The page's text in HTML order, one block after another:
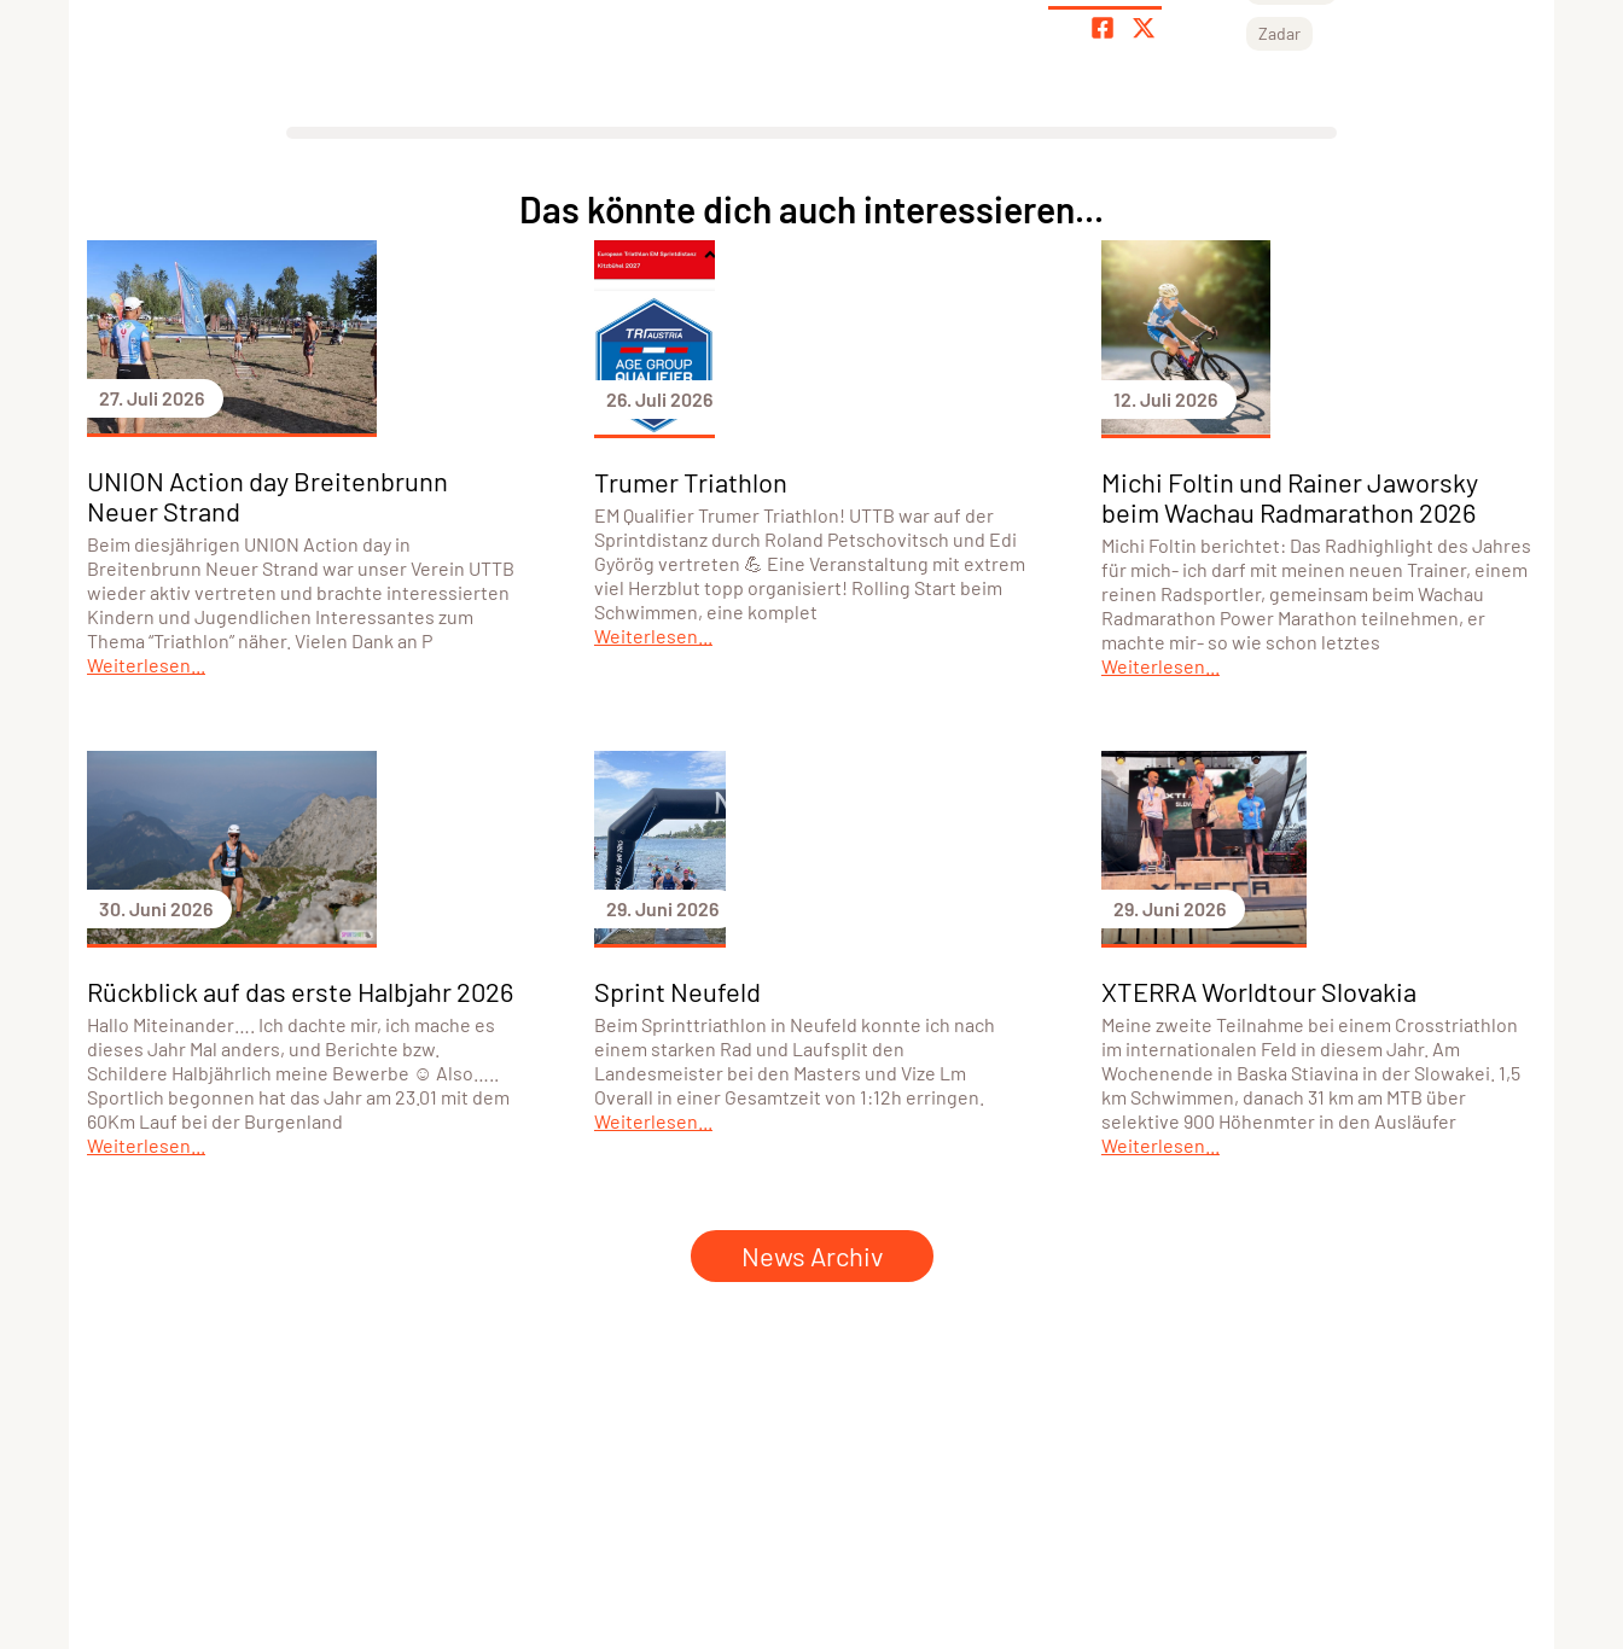
Zadar
Das könnte dich auch interessieren...
27. Juli 2026
UNION Action day Breitenbrunn
Neuer Strand
Beim diesjährigen UNION Action day in
Breitenbrunn Neuer Strand war unser Verein UTTB
wieder aktiv vertreten und brachte interessierten
Kindern und Jugendlichen Interessantes zum
Thema “Triathlon” näher. Vielen Dank an P
Weiterlesen...
26. Juli 2026
Trumer Triathlon
EM Qualifier Trumer Triathlon! UTTB war auf der
Sprintdistanz durch Roland Petschovitsch und Edi
Györög vertreten 💪 Eine Veranstaltung mit extrem
viel Herzblut topp organisiert! Rolling Start beim
Schwimmen, eine komplet
Weiterlesen...
12. Juli 2026
Michi Foltin und Rainer Jaworsky
beim Wachau Radmarathon 2026
Michi Foltin berichtet: Das Radhighlight des Jahres
für mich- ich darf mit meinen neuen Trainer, einem
reinen Radsportler, gemeinsam beim Wachau
Radmarathon Power Marathon teilnehmen, er
machte mir- so wie schon letztes
Weiterlesen...
30. Juni 2026
Rückblick auf das erste Halbjahr 2026
Hallo Miteinander…. Ich dachte mir, ich mache es
dieses Jahr Mal anders, und Berichte bzw.
Schildere Halbjährlich meine Bewerbe ☺️ Also…..
Sportlich begonnen hat das Jahr am 23.01 mit dem
60Km Lauf bei der Burgenland
Weiterlesen...
29. Juni 2026
Sprint Neufeld
Beim Sprinttriathlon in Neufeld konnte ich nach
einem starken Rad und Laufsplit den
Landesmeister bei den Masters und Vize Lm
Overall in einer Gesamtzeit von 1:12h erringen.
Weiterlesen...
29. Juni 2026
XTERRA Worldtour Slovakia
Meine zweite Teilnahme bei einem Crosstriathlon
im internationalen Feld in diesem Jahr. Am
Wochenende in Baska Stiavina in der Slowakei. 1,5
km Schwimmen, danach 31 km am MTB über
selektive 900 Höhenmter in den Ausläufer
Weiterlesen...
News Archiv